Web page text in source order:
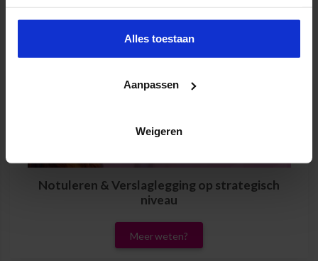
Alles toestaan
Aanpassen
Weigeren
Vind je dit ook interessant?
Notuleren & Verslaglegging op strategisch
niveau
Meer weten?